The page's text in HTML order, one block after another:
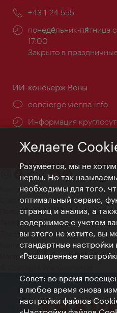
Телефон:
+43-1-24 555
Часы
работы:
понеде́льник-пя́тница
17:00
Закрыто в
ИИ-консьерж Вены
concierge.vienna.info
Информация
Контакт
Credits
Положение о
Terms of Use
Доступность
Контакты для прессы
Настройки файлов Cookie
Желаете
Разумеется, мы не
нервы. Но так
необходимы для того,
оптимальный сервис,
страниц и анализ, а
содержимое с учетом
вы этого не хотите, вы
стандартные настройки
«Расширенные
Совет: во время
в любое время снова
настройки файлов